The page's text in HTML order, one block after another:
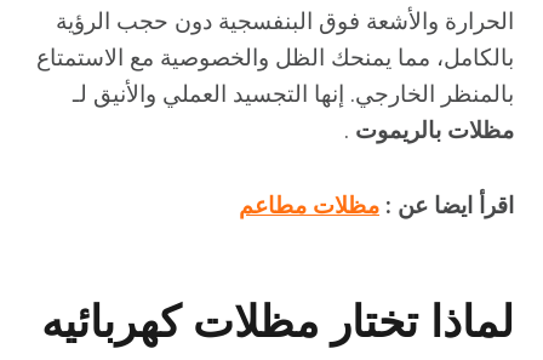
الحرارة والأشعة فوق البنفسجية دون حجب الرؤية
بالكامل، مما يمنحك الظل والخصوصية مع الاستمتاع
بالمنظر الخارجي. إنها التجسيد العملي والأنيق لـ
مظلات بالريموت .
اقرأ ايضا عن : مظلات مطاعم
لماذا تختار مظلات كهربائيه